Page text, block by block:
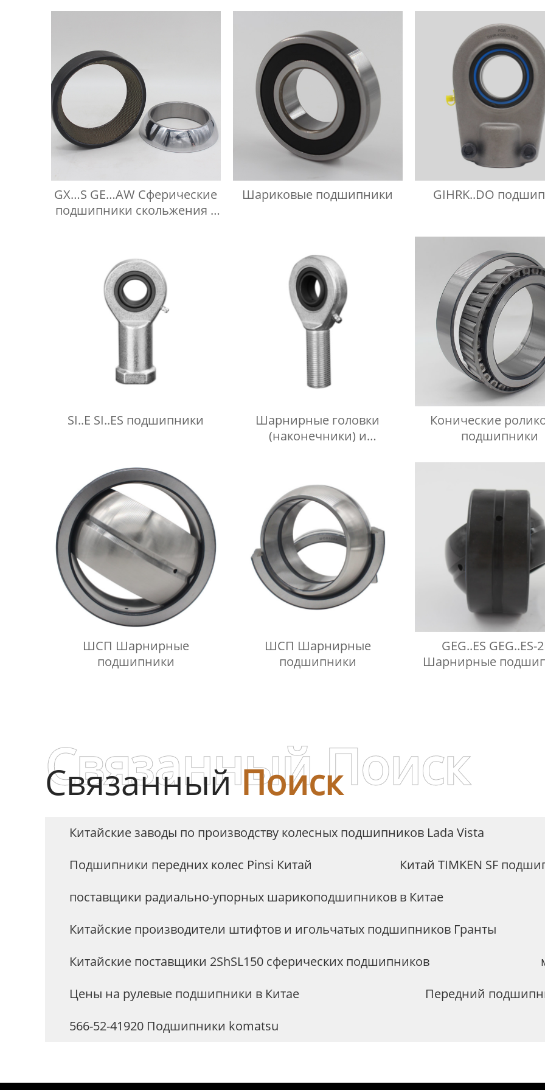
GX…S GE…AW Сферические
подшипники скольжения с
Шариковые подшипники GIHRK..DO
SI..E SI..ES подшипники
Шарнирные головки
(наконечники) и
Конические
подшипники
ШСП Шарнирные
подшипники
ШСП Шарнирные
подшипники
GEG..ES GEG..ES-
Шарнирные
СвязанныйПоиск
Связанный Поиск
Китайские заводы по производству колесных подшипников Lada Vista
Подшипники передних колес Pinsi Китай
Китай TIMKEN SF
поставщики радиально-упорных шарикоподшипников в Китае
Китайские производители штифтов и игольчатых подшипников Гранты
Китайские поставщики 2ShSL150 сферических подшипников
Цены на рулевые подшипники в Китае
Передний
566-52-41920 Подшипники komatsu